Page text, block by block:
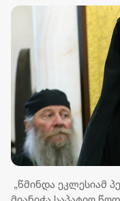
„წმინდა ეკლესიამ